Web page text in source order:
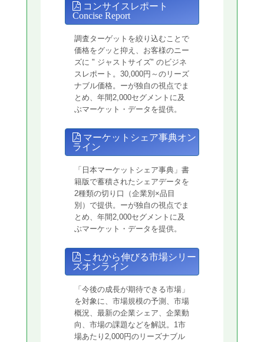
コンサイスレポート
Concise Report
調査ターゲットを絞り込むことで
価格をグッと抑え、お客様のニー
ズに " ジャストサイズ" のビジネ
スレポート。30,000円～のリーズ
ナブル価格。ーが独自の視点でま
とめ、年間2,000セグメントに及
ぶマーケット・データを提供。
マーケットシェア事典オン
ライン
「日本マーケットシェア事典」書
籍版で蓄積されたシェアデータを
2種類の切り口（企業別×品目
別）で提供。ーが独自の視点でま
とめ、年間2,000セグメントに及
ぶマーケット・データを提供。
これから伸びる市場シリー
ズオンライン
「今後の成長が期待できる市場」
を対象に、市場規模の予測、市場
概況、最新の企業シェア、企業動
向、市場の課題などを解説。1市
場あたり2,000円のリーズナブル